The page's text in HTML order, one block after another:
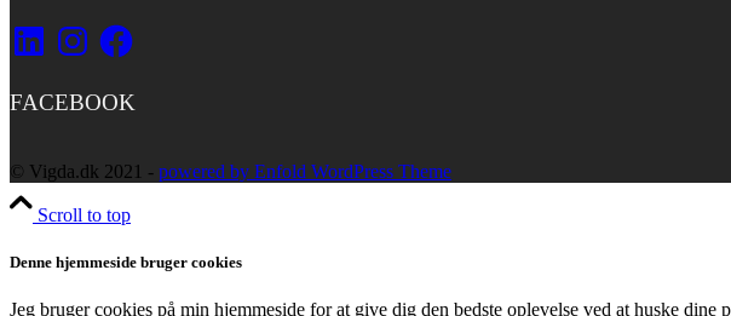
LinkedInInstagramFacebook
FACEBOOK
© Vigda.dk 2021 - powered by Enfold WordPress Theme
Scroll to top
Denne hjemmeside bruger cookies
Jeg bruger cookies på min hjemmeside for at give dig den bedste oplevelse ved at huske